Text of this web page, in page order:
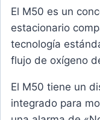
El M50 es un
estacionario
tecnología
flujo de oxígeno
El M50 tiene un
integrado para